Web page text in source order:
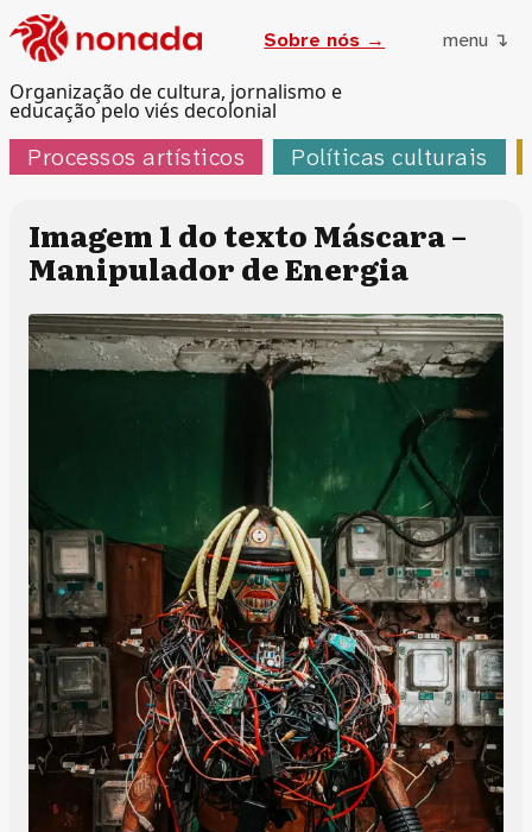
Organização de cultura, jornalismo e
educação pelo viés decolonial
Sobre nós → menu ↴
Processos artísticos Políticas culturais
Imagem 1 do texto Máscara –
Manipulador de Energia